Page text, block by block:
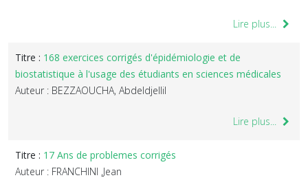
Lire plus...
Titre : 168 exercices corrigés d'épidémiologie et de
biostatistique à l'usage des étudiants en sciences médicales
Auteur : BEZZAOUCHA, Abdeldjellil
Lire plus...
Titre : 17 Ans de problemes corrigés
Auteur : FRANCHINI ,Jean